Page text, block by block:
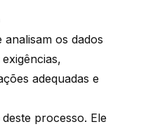
os dados
adequadas e
processo. Ele